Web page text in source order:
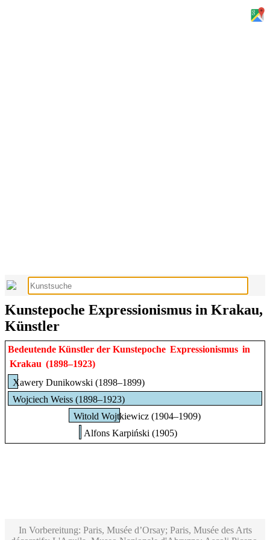
Kunstepoche Expressionismus in Krakau,
Künstler
Bedeutende Künstler der Kunstepoche Expressionismus in
Krakau (1898–1923)
Xawery Dunikowski (1898–1899)
Wojciech Weiss (1898–1923)
Witold Wojtkiewicz (1904–1909)
Alfons Karpiński (1905)
In Vorbereitung: Paris, Musée d’Orsay; Paris, Musée des Arts